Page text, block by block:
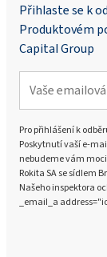
Přihlaste se k
Produktovém
Capital Group
Pro přihlášení k
Poskytnutí vaší e-
nebudeme vám
Rokita SA se sídlem
Našeho inspektora
_email_a